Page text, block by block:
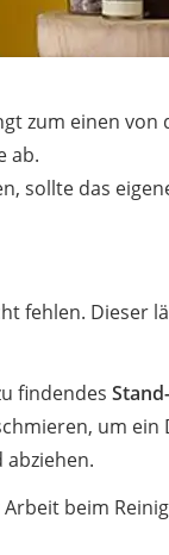
zum einen von
ab.
sollte das
fehlen. Dieser
findendes
um ein
beim